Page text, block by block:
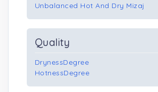
Unbalanced Hot And Dry Mizaj
Quality
DrynessDegree
HotnessDegree